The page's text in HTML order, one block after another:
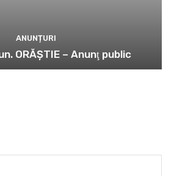
ANUNȚURI
ORĂȘTIE – Anunţ public